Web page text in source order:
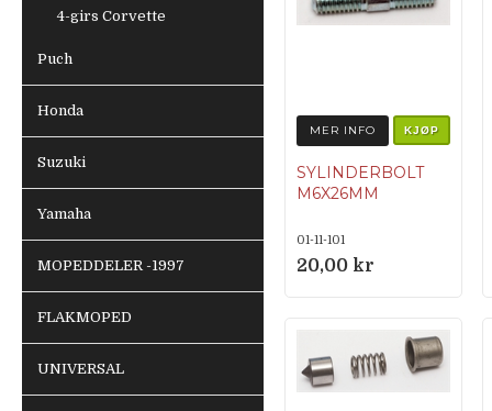
4-girs Corvette
Puch
Honda
Suzuki
Yamaha
MOPEDDELER -1997
FLAKMOPED
UNIVERSAL
MER INFO KJØP
SYLINDERBOLT
M6X26MM
01-11-101
20,00 kr